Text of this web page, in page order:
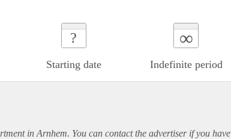
?
Starting date
∞
Indefinite period
in Arnhem. You can contact the advertiser if you have